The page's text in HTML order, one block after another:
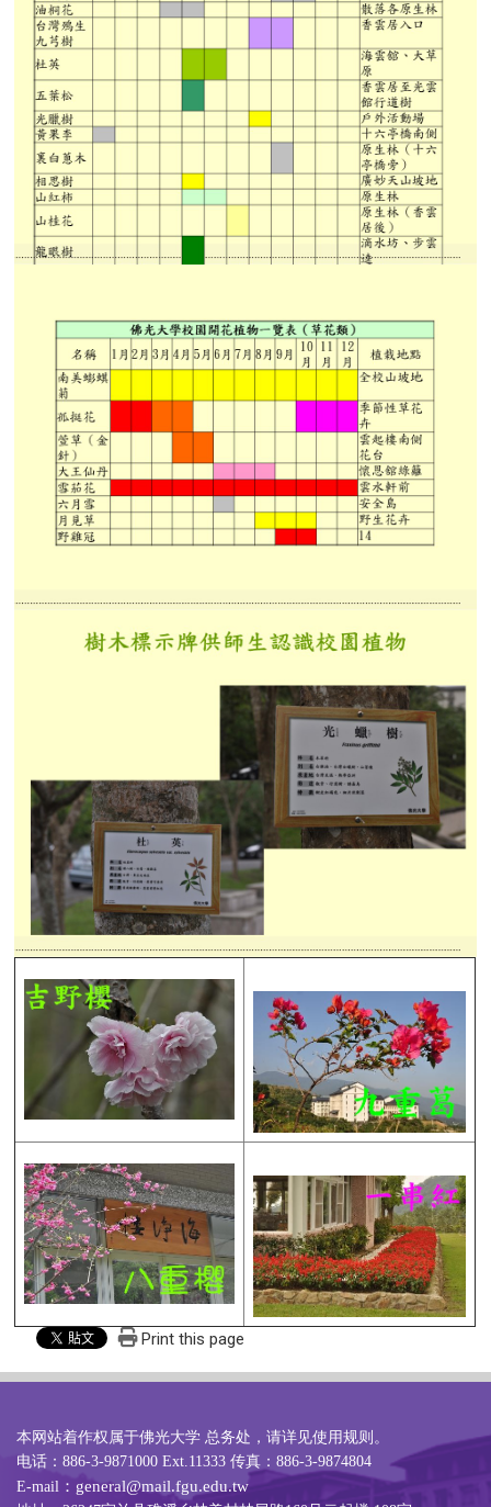
Print this page
本网站着作权属于佛光大学 总务处，请详见使用规则 。
电话：886-3-9871000 Ext.11333 传真：886-3-9874804
E-mail ：general@mail.fgu.edu.tw